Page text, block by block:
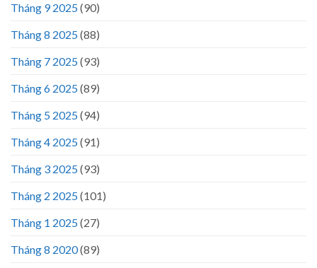
Tháng 9 2025(90)
Tháng 8 2025(88)
Tháng 7 2025(93)
Tháng 6 2025(89)
Tháng 5 2025(94)
Tháng 4 2025(91)
Tháng 3 2025(93)
Tháng 2 2025(101)
Tháng 1 2025(27)
Tháng 8 2020(89)